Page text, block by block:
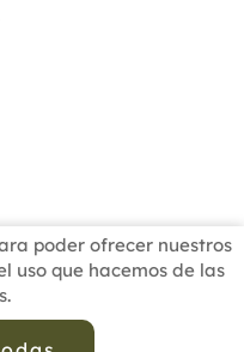
poder ofrecer nuestros
uso que hacemos de las